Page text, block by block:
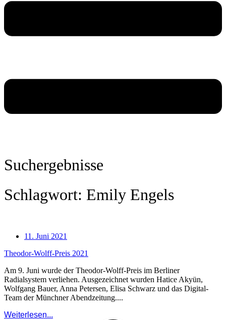
Suchergebnisse
Schlagwort: Emily Engels
11. Juni 2021
Theodor-Wolff-Preis 2021
Am 9. Juni wurde der Theodor-Wolff-Preis im Berliner
Radialsystem verliehen. Ausgezeichnet wurden Hatice Akyün,
Wolfgang Bauer, Anna Petersen, Elisa Schwarz und das Digital-
Team der Münchner Abendzeitung....
Weiterlesen...